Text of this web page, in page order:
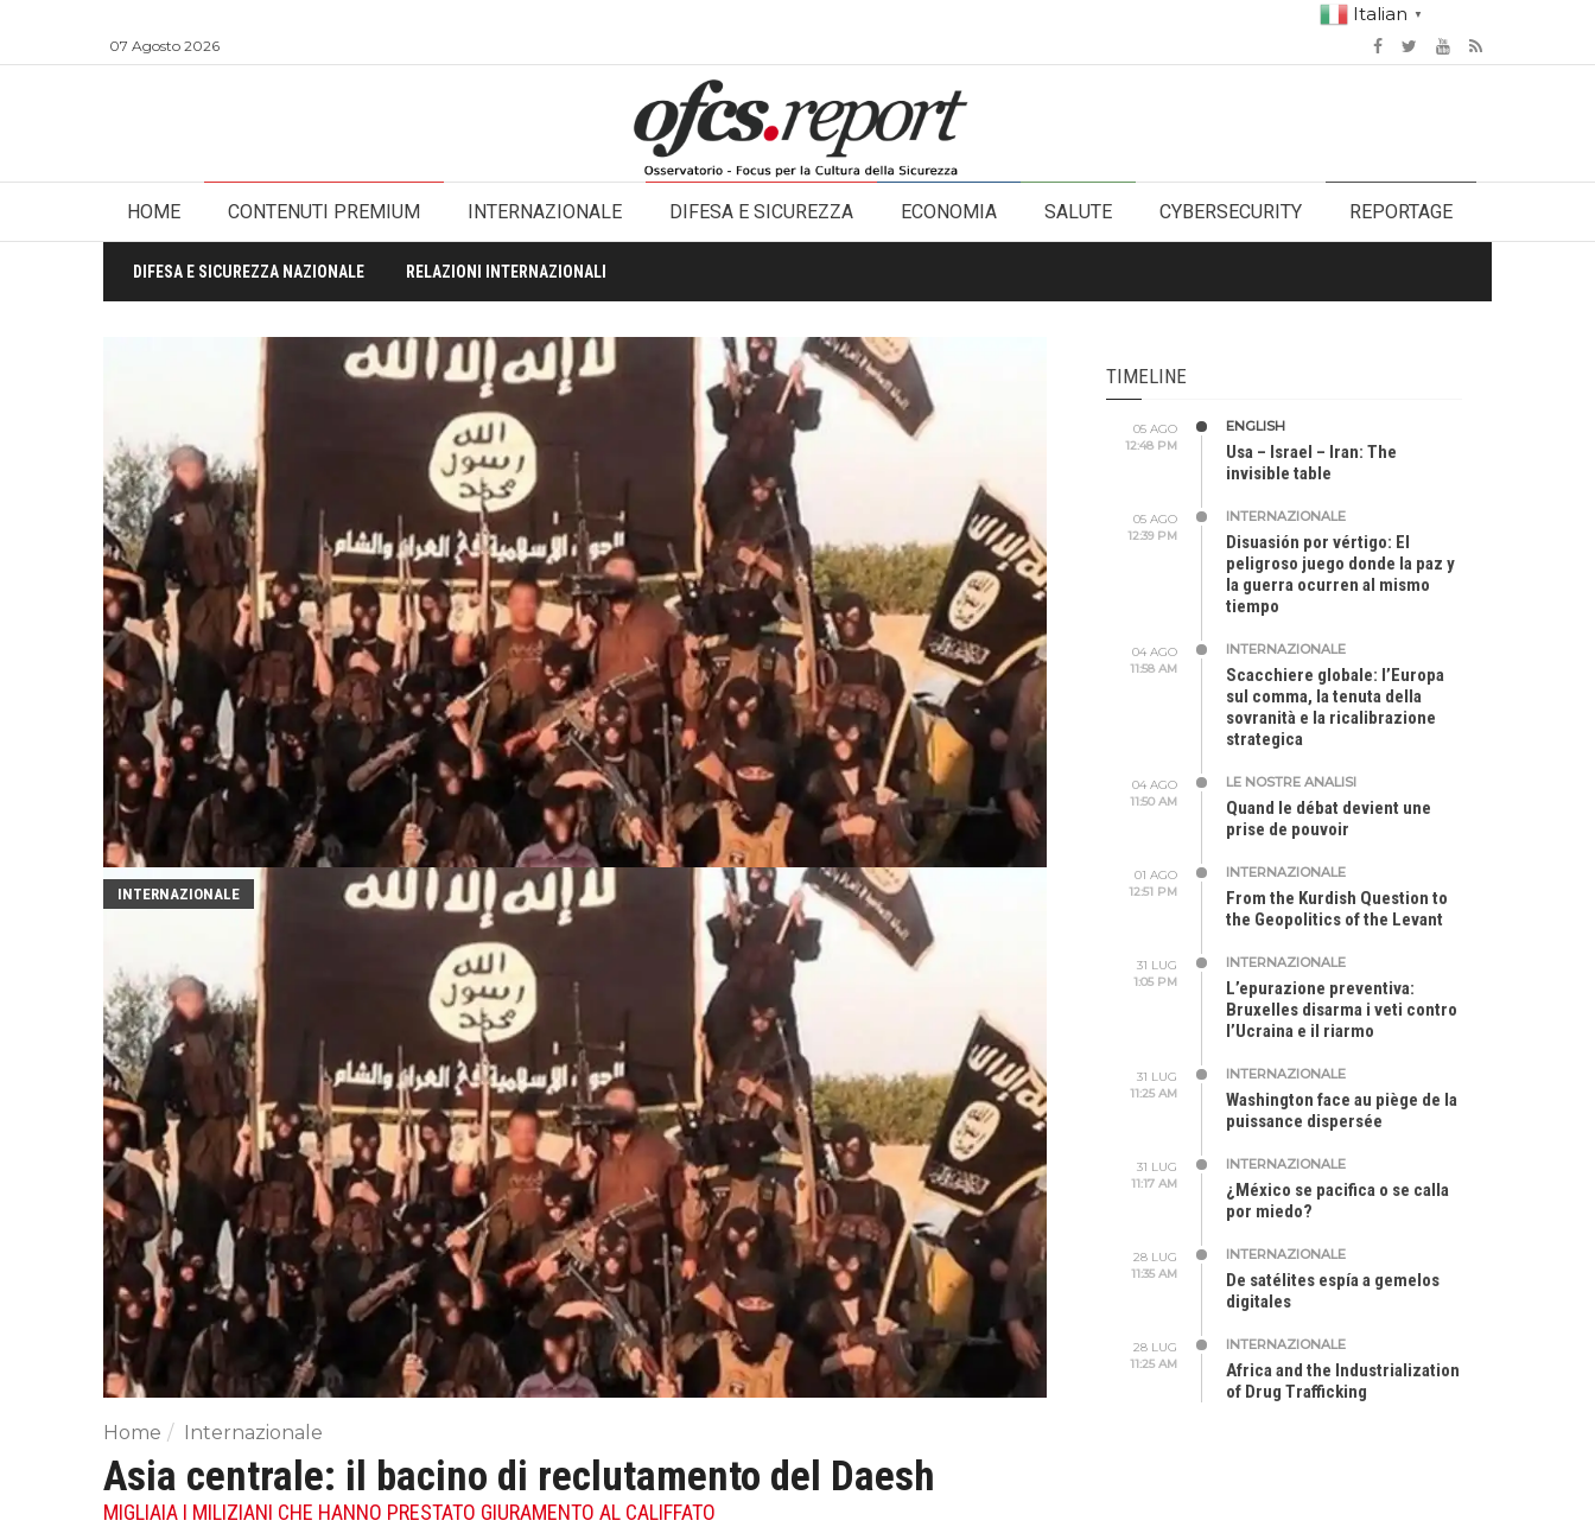
Italian ▼
07 Agosto 2026
HOME CONTENUTI PREMIUM INTERNAZIONALE DIFESA E SICUREZZA ECONOMIA SALUTE CYBERSECURITY REPORTAGE
DIFESA E SICUREZZA NAZIONALE RELAZIONI INTERNAZIONALI
INTERNAZIONALE
Home Internazionale
Asia centrale: il bacino di reclutamento del Daesh
MIGLIAIA I MILIZIANI CHE HANNO PRESTATO GIURAMENTO AL CALIFFATO
TIMELINE
05 AGO
12:48 PM
ENGLISH
Usa – Israel – Iran: The
invisible table
05 AGO
12:39 PM
INTERNAZIONALE
Disuasión por vértigo: El
peligroso juego donde la paz y
la guerra ocurren al mismo
tiempo
04 AGO
11:58 AM
INTERNAZIONALE
Scacchiere globale: l’Europa
sul comma, la tenuta della
sovranità e la ricalibrazione
strategica
04 AGO
11:50 AM
LE NOSTRE ANALISI
Quand le débat devient une
prise de pouvoir
01 AGO
12:51 PM
INTERNAZIONALE
From the Kurdish Question to
the Geopolitics of the Levant
31 LUG
1:05 PM
INTERNAZIONALE
L’epurazione preventiva:
Bruxelles disarma i veti contro
l’Ucraina e il riarmo
31 LUG
11:25 AM
INTERNAZIONALE
Washington face au piège de la
puissance dispersée
31 LUG
11:17 AM
INTERNAZIONALE
¿México se pacifica o se calla
por miedo?
28 LUG
11:35 AM
INTERNAZIONALE
De satélites espía a gemelos
digitales
28 LUG
11:25 AM
INTERNAZIONALE
Africa and the Industrialization
of Drug Trafficking